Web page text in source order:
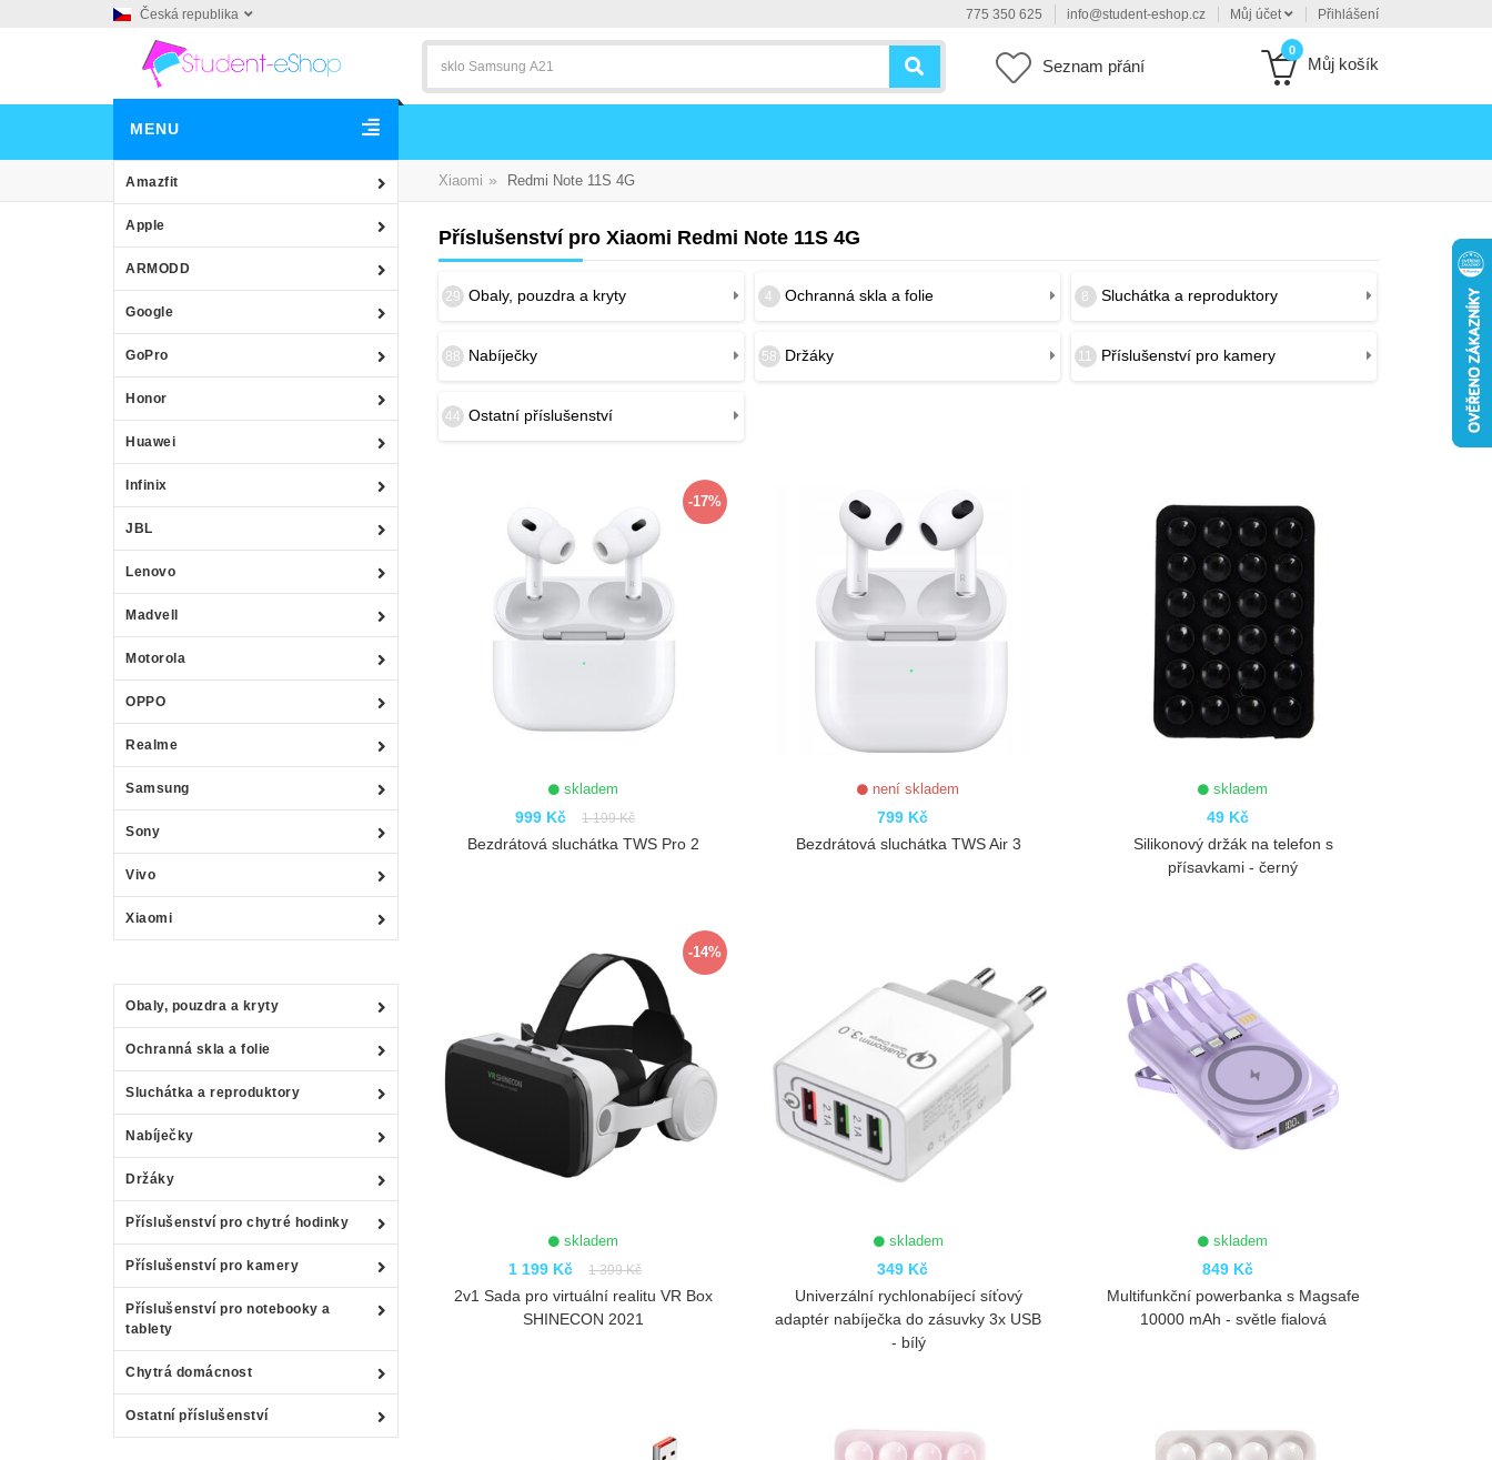
Česká republika 775 350 625 info@student-eshop.cz Můj účet Přihlášení
Seznam přání
0
Můj košík
MENU
Amazfit
Apple
ARMODD
Google
GoPro
Honor
Huawei
Infinix
JBL
Lenovo
Madvell
Motorola
OPPO
Realme
Samsung
Sony
Vivo
Xiaomi
Obaly, pouzdra a kryty
Ochranná skla a folie
Sluchátka a reproduktory
Nabíječky
Držáky
Příslušenství pro chytré hodinky
Příslušenství pro kamery
Příslušenství pro notebooky a
tablety
Chytrá domácnost
Ostatní příslušenství
Xiaomi » Redmi Note 11S 4G
Příslušenství pro Xiaomi Redmi Note 11S 4G
29 Obaly, pouzdra a kryty 4 Ochranná skla a folie 8 Sluchátka a reproduktory
88 Nabíječky 58 Držáky 11 Příslušenství pro kamery
44 Ostatní příslušenství
-17%
skladem
999 Kč 1 199 Kč
Bezdrátová sluchátka TWS Pro 2
není skladem
799 Kč
Bezdrátová sluchátka TWS Air 3
skladem
49 Kč
Silikonový držák na telefon s
přísavkami - černý
-14%
skladem
1 199 Kč 1 399 Kč
2v1 Sada pro virtuální realitu VR Box
SHINECON 2021
skladem
349 Kč
Univerzální rychlonabíjecí síťový
adaptér nabíječka do zásuvky 3x USB
- bílý
skladem
849 Kč
Multifunkční powerbanka s Magsafe
10000 mAh - světle fialová